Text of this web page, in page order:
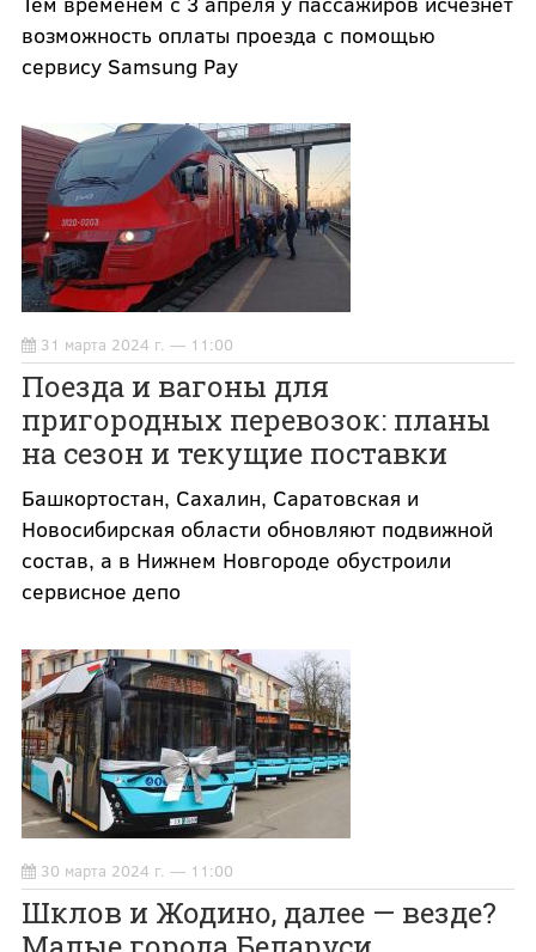
возможность оплаты проезда с помощью
сервису Samsung Pay
31 марта 2024 г. — 11:00
Поезда и вагоны для
пригородных перевозок: планы
на сезон и текущие поставки
Башкортостан, Сахалин, Саратовская и
Новосибирская области обновляют подвижной
состав, а в Нижнем Новгороде обустроили
сервисное депо
30 марта 2024 г. — 11:00
Шклов и Жодино, далее — везде?